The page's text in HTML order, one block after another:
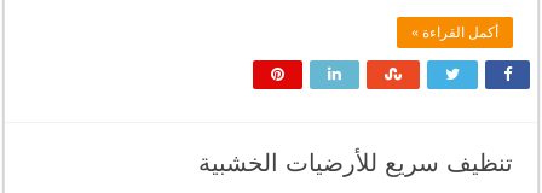
أكمل القراءة »
تنظيف سريع للأرضيات الخشبية